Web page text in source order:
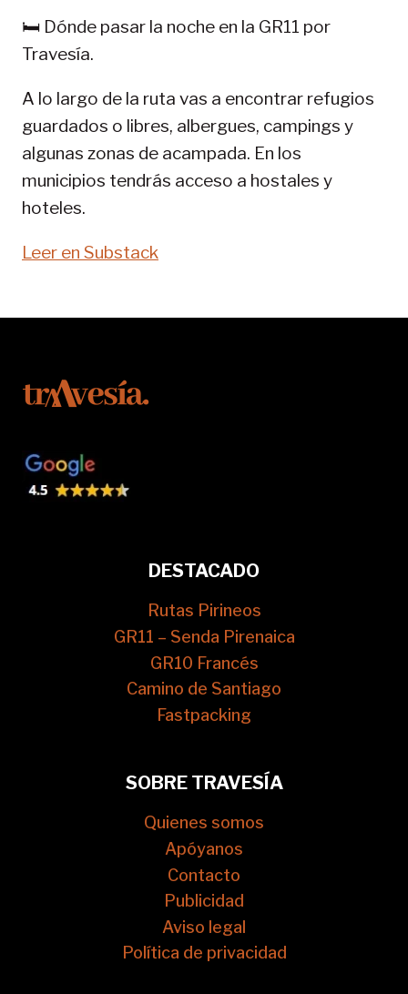
11-
🛏️ Dónde pasar la noche en la GR11 por
Travesía.
A lo largo de la ruta vas a encontrar refugios
guardados o libres, albergues, campings y
algunas zonas de acampada. En los
municipios tendrás acceso a hostales y
hoteles.
Leer en Substack
DESTACADO
Rutas Pirineos
GR11 – Senda Pirenaica
GR10 Francés
Camino de Santiago
Fastpacking
SOBRE TRAVESÍA
Quienes somos
Apóyanos
Contacto
Publicidad
Aviso legal
Política de privacidad